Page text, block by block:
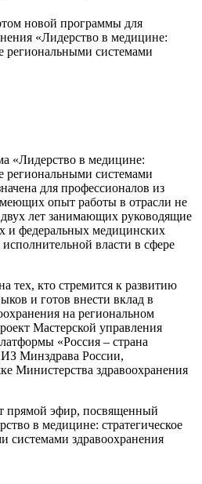
«Лидерство в медицине:
региональными системами
для профессионалов из
опыт работы в отрасли не
лет занимающих руководящие
и федеральных медицинских
власти в сфере
тех, кто стремится к развитию
и готов внести вклад в
на региональном
Мастерской управления
«Россия – страна
Минздрава России,
Министерства здравоохранения
прямой эфир, посвященный
в медицине: стратегическое
системами здравоохранения